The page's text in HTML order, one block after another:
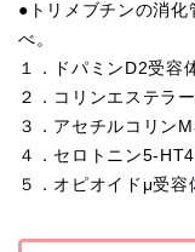
●トリメブチンの消化
べ。
１．ドパミンD2受容
２．コリンエステラ
３．アセチルコリン
４．セロトニン5-
５．オピオイドμ受容